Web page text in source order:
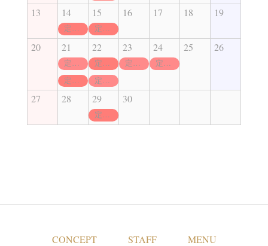
13 14
定休日
15
定休日
16 17 18 19
20 21
定休日
定休日
22
定休日
定休日
23
定休日
24
定休日
25 26
27 28 29
定休日
30
CONCEPT STAFF MENU